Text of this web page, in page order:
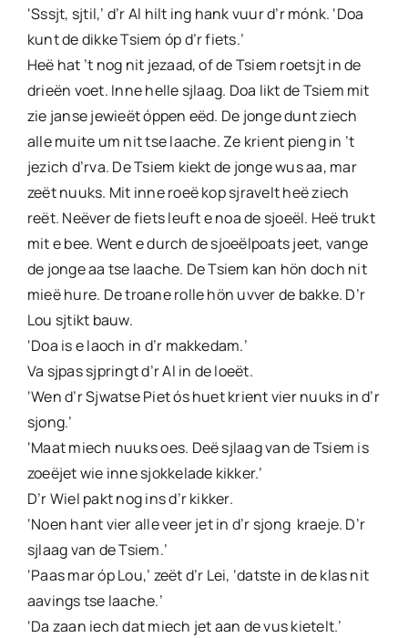
‘Sssjt, sjtil,’ d’r Al hilt ing hank vuur d’r mónk. ‘Doa
kunt de dikke Tsiem óp d’r fiets.’
Heë hat ’t nog nit jezaad, of de Tsiem roetsjt in de
drieën voet. Inne helle sjlaag. Doa likt de Tsiem mit
zie janse jewieët óppen eëd. De jonge dunt ziech
alle muite um nit tse laache. Ze krient pieng in ’t
jezich d’rva. De Tsiem kiekt de jonge wus aa, mar
zeët nuuks. Mit inne roeë kop sjravelt heë ziech
reët. Neëver de fiets leuft e noa de sjoeël. Heë trukt
mit e bee. Went e durch de sjoeëlpoats jeet, vange
de jonge aa tse laache. De Tsiem kan hön doch nit
mieë hure. De troane rolle hön uvver de bakke. D’r
Lou sjtikt bauw.
‘Doa is e laoch in d’r makkedam.’
Va sjpas sjpringt d’r Al in de loeët.
‘Wen d’r Sjwatse Piet ós huet krient vier nuuks in d’r
sjong.’
‘Maat miech nuuks oes. Deë sjlaag van de Tsiem is
zoeëjet wie inne sjokkelade kikker.’
D’r Wiel pakt nog ins d’r kikker.
‘Noen hant vier alle veer jet in d’r sjong kraeje. D’r
sjlaag van de Tsiem.’
‘Paas mar óp Lou,’ zeët d’r Lei, ‘datste in de klas nit
aavings tse laache.’
‘Da zaan iech dat miech jet aan de vus kietelt.’